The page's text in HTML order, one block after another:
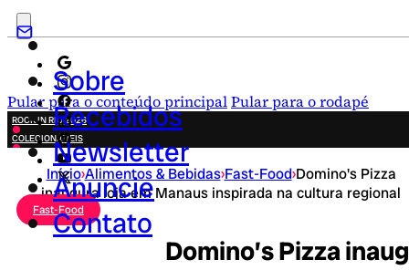
Pular para o conteúdo principalPular para o rodapé
Sobre
Recebidos
Newsletter
Anuncie
Contato
ROCK IN RIO 2026
COLECIONÁVEIS
FESTA JUNINA
NOVIDADES
CAMPANHAS CRIATIVAS
Início›Alimentos & Bebidas›Fast-Food›Domino's Pizza
inaugura loja em Manaus inspirada na cultura regional
Fast-Food
Domino’s Pizza